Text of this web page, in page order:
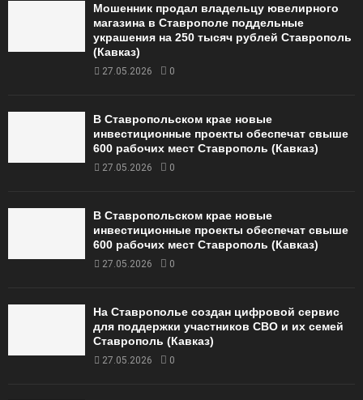
Мошенник продал владельцу ювелирного
магазина в Ставрополе поддельные
украшения на 250 тысяч рублей Ставрополь
(Кавказ)
27.05.2026 0
В Ставропольском крае новые
инвестиционные проекты обеспечат свыше
600 рабочих мест Ставрополь (Кавказ)
27.05.2026 0
В Ставропольском крае новые
инвестиционные проекты обеспечат свыше
600 рабочих мест Ставрополь (Кавказ)
27.05.2026 0
На Ставрополье создан цифровой сервис
для поддержки участников СВО и их семей
Ставрополь (Кавказ)
27.05.2026 0